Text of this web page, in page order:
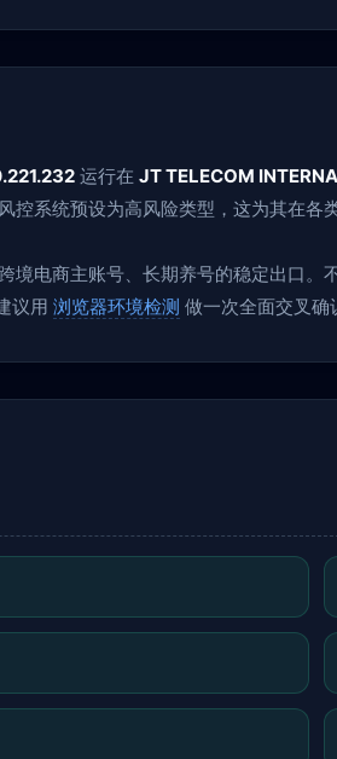
运行在 JT TELECOM
控系统预设为高风险类型，这为其在各
境电商主账号、长期养号的稳定出口
议用 浏览器环境检测 做一次全面交叉确